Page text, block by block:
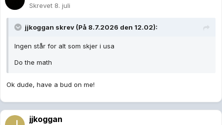
Skrevet 8. juli
jjkoggan skrev (På 8.7.2026 den 12.02):
Ingen står for alt som skjer i usa
Do the math
Ok dude, have a bud on me!
jjkoggan